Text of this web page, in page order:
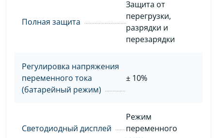
Полная защита
Защита от
перегрузки,
разрядки и
перезарядки
Регулировка напряжения
переменного тока
(батарейный режим)
± 10%
Светодиодный дисплей
Режим
переменного